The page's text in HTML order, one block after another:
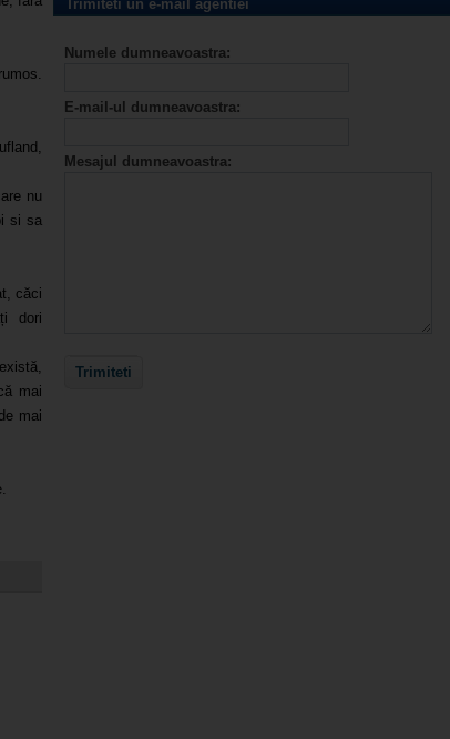
nu
si sa
căci
dori
mai
mai
Trimiteti un e-mail agentiei
Numele dumneavoastra:
E-mail-ul dumneavoastra:
Mesajul dumneavoastra: